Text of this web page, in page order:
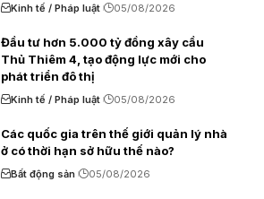
Kinh tế / Pháp luật 05/08/2026
Đầu tư hơn 5.000 tỷ đồng xây cầu
Thủ Thiêm 4, tạo động lực mới cho
phát triển đô thị
Kinh tế / Pháp luật 05/08/2026
Các quốc gia trên thế giới quản lý nhà
ở có thời hạn sở hữu thế nào?
Bất động sản 05/08/2026